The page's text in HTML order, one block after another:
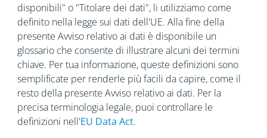
disponibili" o "Titolare dei dati", li utilizziamo come
definito nella legge sui dati dell'UE. Alla fine della
presente Avviso relativo ai dati è disponibile un
glossario che consente di illustrare alcuni dei termini
chiave. Per tua informazione, queste definizioni sono
semplificate per renderle più facili da capire, come il
resto della presente Avviso relativo ai dati. Per la
precisa terminologia legale, puoi controllare le
definizioni nell'EU Data Act.